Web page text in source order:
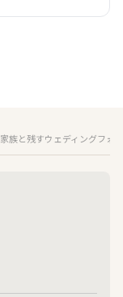
家族と残すウェディングフ